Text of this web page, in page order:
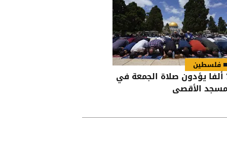
فلسطين
70 ألفا يؤدون صلاة الجمعة في
الأقصى